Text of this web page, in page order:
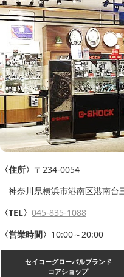
〈住所〉 〒234-0054
神奈川県横浜市港南区港南台
〈TEL〉 045-835-1088
〈営業時間〉 10:00～20:00
セイコーグローバルブランド
コアショップ